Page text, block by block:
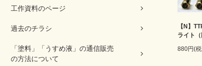
工作資料のページ
過去のチラシ
「塗料」「うすめ液」の通信販売
の方法について
【N】
ライト（
880円(